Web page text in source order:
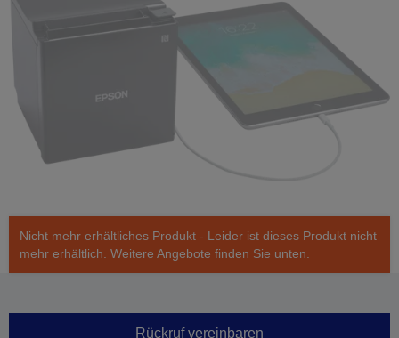
Nicht mehr erhältliches Produkt - Leider ist dieses Produkt nicht
mehr erhältlich. Weitere Angebote finden Sie unten.
Rückruf vereinbaren